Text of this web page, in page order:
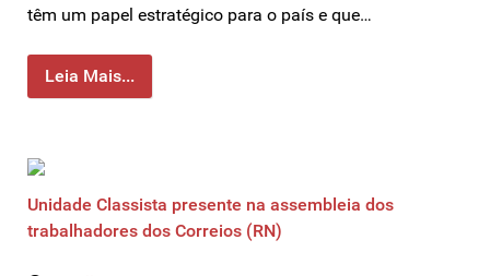
têm um papel estratégico para o país e que…
Leia Mais...
Unidade Classista presente na assembleia dos
trabalhadores dos Correios (RN)